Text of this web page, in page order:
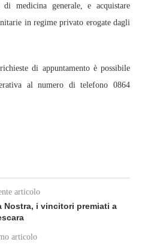
medicina generale, e acquistare
in regime privato erogate dagli
di appuntamento è possibile
al numero di telefono 0864
articolo
Nostra, i vincitori premiati a
articolo